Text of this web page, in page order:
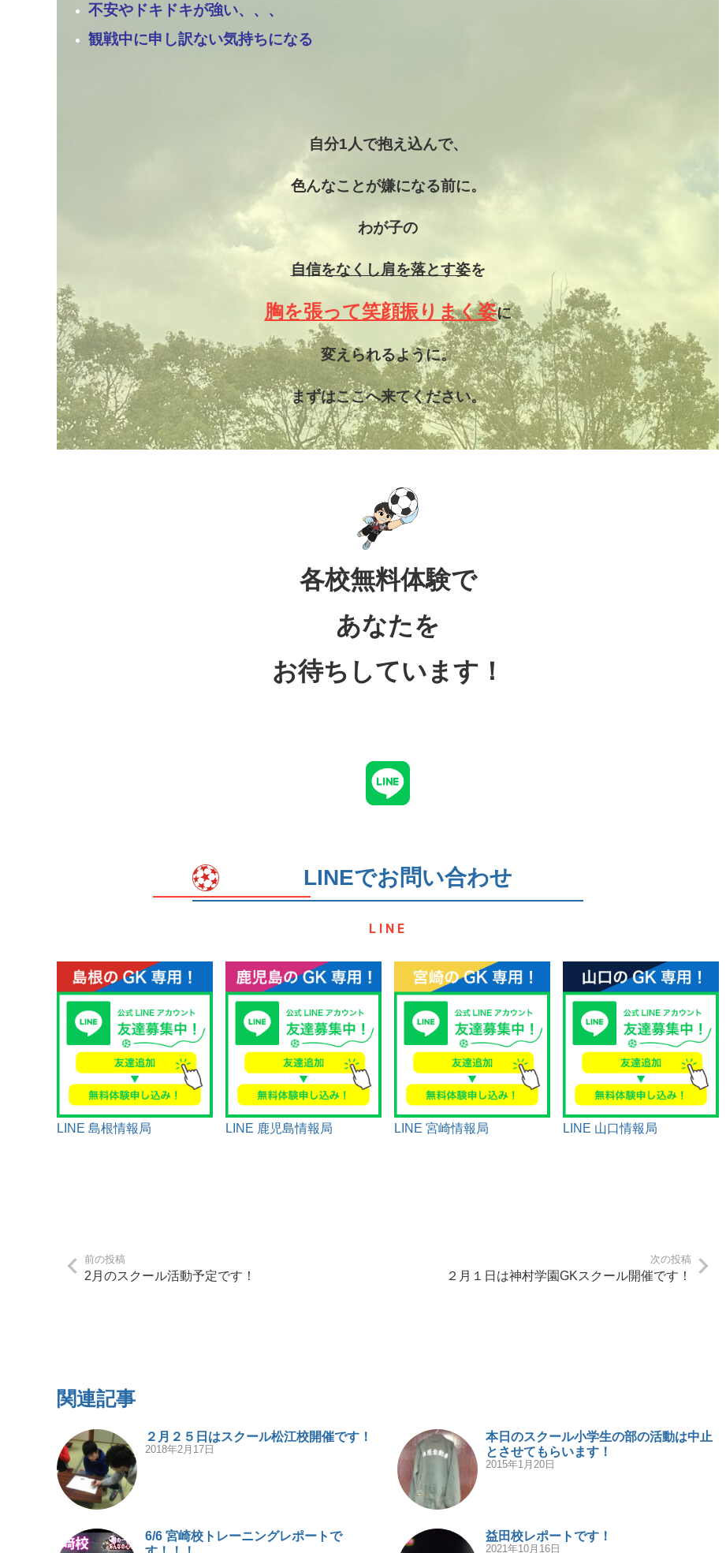
不安やドキドキが強い、、、
観戦中に申し訳ない気持ちになる
自分1人で抱え込んで、
色んなことが嫌になる前に。
わが子の
自信をなくし肩を落とす姿を
胸を張って笑顔振りまく姿に
変えられるように。
まずはここへ来てください。
各校無料体験で
あなたを
お待ちしています！
LINEでお問い合わせ
LINE
LINE 島根情報局 LINE 鹿児島情報局 LINE 宮崎情報局 LINE 山口情報局
前の投稿
2月のスクール活動予定です！
次の投稿
２月１日は神村学園GKスクール開催です！
関連記事
２月２５日はスクール松江校開催です！
2018年2月17日
本日のスクール小学生の部の活動は中止
とさせてもらいます！
2015年1月20日
6/6 宮崎校トレーニングレポートで
益田校レポートです！
2021年10月16日